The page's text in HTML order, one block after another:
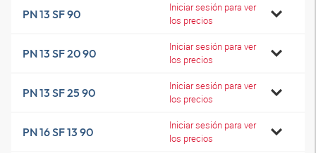
PN 13 SF 90
Iniciar sesión para ver
los precios
PN 13 SF 20 90
Iniciar sesión para ver
los precios
PN 13 SF 25 90
Iniciar sesión para ver
los precios
PN 16 SF 13 90
Iniciar sesión para ver
los precios